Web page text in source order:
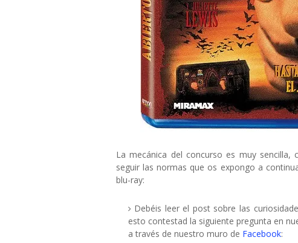
La mecánica del concurso es muy
seguir las normas que os expongo a
blu-ray:
Debéis leer el post sobre las
esto contestad la siguiente pregunta en
a través de nuestro muro de Facebook: